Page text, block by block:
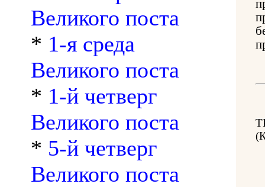
Великого поста
* 1-я среда
Великого поста
* 1-й четверг
Великого поста
* 5-й четверг
Великого поста